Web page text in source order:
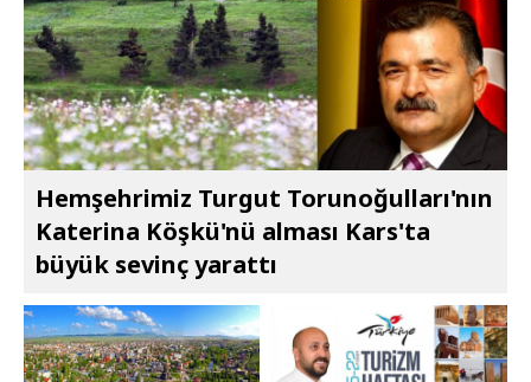
Hemşehrimiz Turgut Torunoğulları'nın
Katerina Köşkü'nü alması Kars'ta
büyük sevinç yarattı